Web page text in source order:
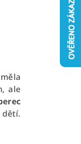
ale
dětí.